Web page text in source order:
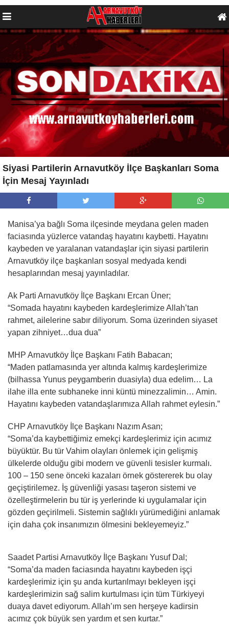
Siyasi Partilerin Arnavutköy İlçe Başkanları Soma
İçin Mesaj Yayınladı
Manisa’ya bağlı Soma ilçesinde meydana gelen maden
faciasında yüzlerce vatandaş hayatını kaybetti. Hayatını
kaybeden ve yaralanan vatandaşlar için siyasi partilerin
Arnavutköy ilçe başkanları sosyal medyada kendi
hesaplarından mesaj yayınladılar.
Ak Parti Arnavutköy İlçe Başkanı Ercan Üner;
“Somada hayatını kaybeden kardeşlerimize Allah’tan
rahmet, ailelerine sabır diliyorum. Soma üzerinden siyaset
yapan zihniyet…dua dua”
MHP Arnavutköy İlçe Başkanı Fatih Babacan;
“Maden patlamasında yer altında kalmış kardeşlerimize
(bilhassa Yunus peygamberin duasiyla) dua edelim… La
ilahe illa ente subhaneke inni küntü minezzalimin… Amin.
Hayatını kaybeden vatandaşlarımıza Allah rahmet eylesin.”
CHP Arnavutköy İlçe Başkanı Nazım Asan;
“Soma’da kaybettiğimiz emekçi kardeşlerimiz için acımız
büyüktür. Bu tür Vahim olayları önlemek için gelişmiş
ülkelerde olduğu gibi modern ve güvenli tesisler kurmalı.
100 – 150 sene önceki kazaları örnek göstererek bu olay
geçiştirilemez. İş güvenliği yasası taşeron sistemi ve
özelleştirmelerin bu tür iş yerlerinde ki uygulamalar için
gözden geçirilmeli. Sistemin sağlıklı yürümediğini anlamak
için daha çok insanımızın ölmesini bekleyemeyiz.”
Saadet Partisi Arnavutköy İlçe Başkanı Yusuf Dal;
“Soma’da maden faciasında hayatını kaybeden işçi
kardeşlerimiz için şu anda kurtarılmayı bekleyen işçi
kardeşlerimizin sağ salim kurtulması için tüm Türkiyeyi
duaya davet ediyorum. Allah’ım sen herşeye kadirsin
acımız çok büyük sen yardım et sen kurtar.”